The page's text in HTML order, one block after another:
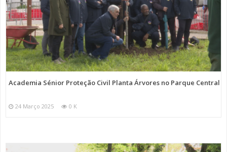
Academia Sénior Proteção Civil Planta Árvores no Parque Central
24 Março 2025 0 K